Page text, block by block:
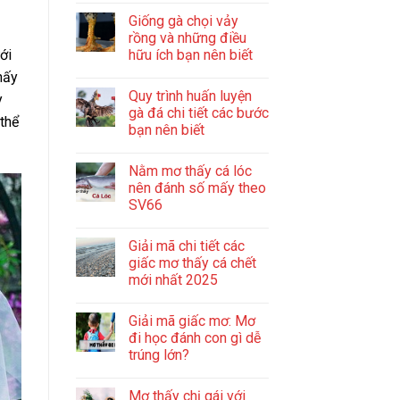
Giống gà chọi vảy
rồng và những điều
hữu ích bạn nên biết
Quy trình huấn luyện
gà đá chi tiết các bước
bạn nên biết
Nằm mơ thấy cá lóc
nên đánh số mấy theo
SV66
Giải mã chi tiết các
giấc mơ thấy cá chết
mới nhất 2025
Giải mã giấc mơ: Mơ
đi học đánh con gì dễ
trúng lớn?
Mơ thấy chị gái với